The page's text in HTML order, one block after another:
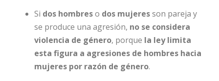
Si dos hombreso dos mujeresson pareja y
se produce una agresión, no se considera
violencia de género, porque la ley limita
esta figura a agresiones de hombres hacia
mujeres por razón de género.